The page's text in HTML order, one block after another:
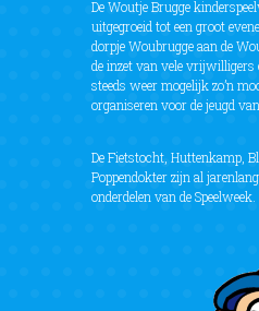
De Woutje Brugge
uitgegroeid tot een groot
dorpje Woubrugge aan de
de inzet van vele vrijwilligers
steeds weer mogelijk zo’n
organiseren voor de jeugd
De Fietstocht, Huttenkamp,
Poppendokter zijn al
onderdelen van de Speelweek.